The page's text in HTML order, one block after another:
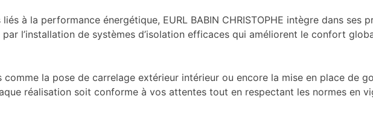
à la performance énergétique, EURL BABIN CHRISTOPHE intègre dans
l’installation de systèmes d’isolation efficaces qui améliorent le confort
la pose de carrelage extérieur intérieur ou encore la mise en place de
réalisation soit conforme à vos attentes tout en respectant les normes en